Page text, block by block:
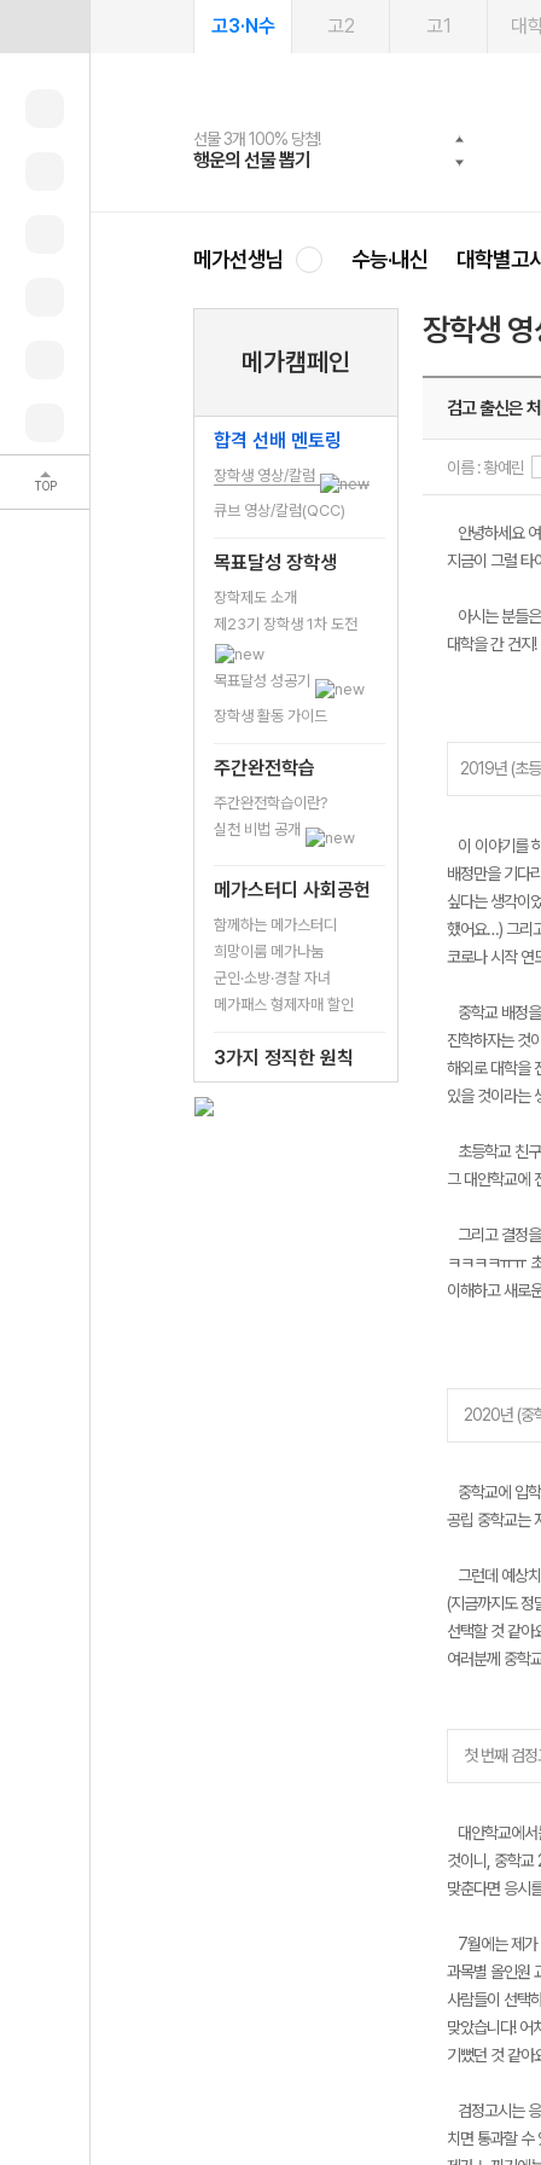
TOP
고3·N수 고2 고1 대
선물 3개 100% 당첨!
행운의 선물 뽑기
선물 100% 증정!
메가스터디 X 올리브
여름방학 스터디 캐시백
메가런 썸머스쿨
2027 러셀 단과
강사 공개선발
스마트러닝앱
설문 EVENT
메가패스
3일 무료 체험권
메가패스 수강생 무료혜택!
메가클럽 멤버십
사회공헌 캠페인
희망이룸 메가나눔
메가선생님 수능·내신 대학별고
메가캠페인
합격 선배 멘토링
장학생 영상/칼럼
큐브 영상/칼럼(QCC)
목표달성 장학생
장학제도 소개
제23기 장학생 1차 도전
목표달성 성공기
장학생 활동 가이드
주간완전학습
주간완전학습이란?
실천 비법 공개
메가스터디 사회공헌
함께하는 메가스터디
희망이룸 메가나눔
군인·소방·경찰 자녀
메가패스 형제자매 할인
3가지 정직한 원칙
장학생
검고 출신은
이름 : 황예린
안녕하세요
지금이 그럴 타
아시는 분들
대학을 간 건지
2019년 (초
이 이야기를
배정만을 기다
싶다는 생각이
했어요…) 그리
코로나 시작 연
중학교 배정
진학하자는 것
해외로 대학을
있을 것이라는
초등학교 친
그 대안학교에
그리고 결정
ㅋㅋㅋㅋㅠㅠ
이해하고 새로
2020년 (중
중학교에 입
공립 중학교는
그런데 예상
(지금까지도 정
선택할 것 같아
여러분께 중학
첫 번째 검
대안학교에서
것이니, 중학교
맞춘다면 응시
7월에는 제가
과목별 올인원
사람들이 선택
맞았습니다! 어
기뻤던 것 같아
검정고시는
치면 통과할 수